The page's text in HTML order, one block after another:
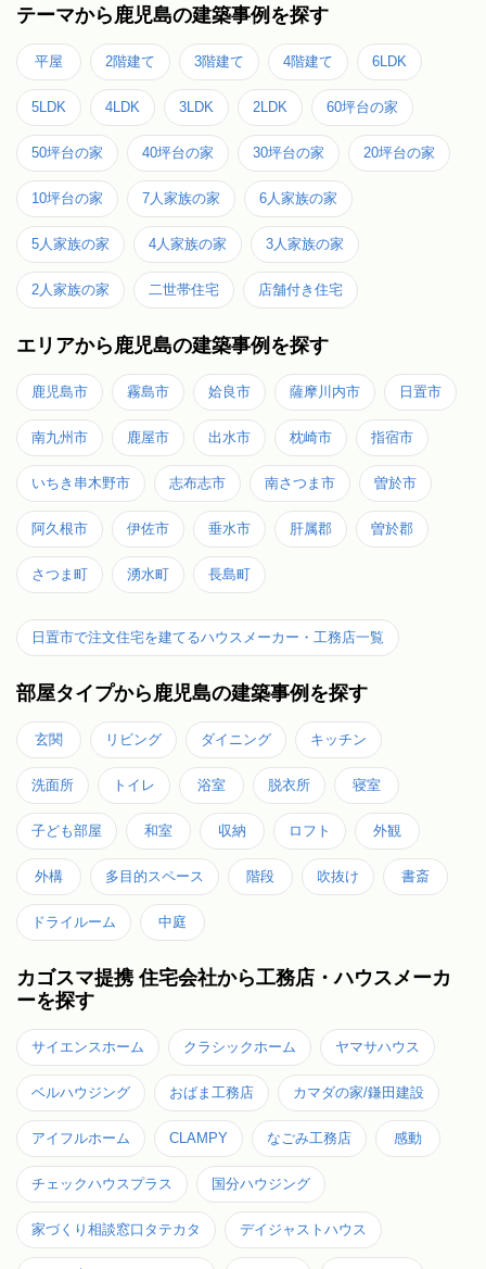
テーマから鹿児島の建築事例を探す
平屋 2階建て 3階建て 4階建て 6LDK
5LDK 4LDK 3LDK 2LDK 60坪台の家
50坪台の家 40坪台の家 30坪台の家 20坪台の家
10坪台の家 7人家族の家 6人家族の家
5人家族の家 4人家族の家 3人家族の家
2人家族の家 二世帯住宅 店舗付き住宅
エリアから鹿児島の建築事例を探す
鹿児島市 霧島市 姶良市 薩摩川内市 日置市
南九州市 鹿屋市 出水市 枕崎市 指宿市
いちき串木野市 志布志市 南さつま市 曽於市
阿久根市 伊佐市 垂水市 肝属郡 曽於郡
さつま町 湧水町 長島町
日置市で注文住宅を建てるハウスメーカー・工務店一覧
部屋タイプから鹿児島の建築事例を探す
玄関 リビング ダイニング キッチン
洗面所 トイレ 浴室 脱衣所 寝室
子ども部屋 和室 収納 ロフト 外観
外構 多目的スペース 階段 吹抜け 書斎
ドライルーム 中庭
カゴスマ提携 住宅会社から工務店・ハウスメーカ
ーを探す
サイエンスホーム クラシックホーム ヤマサハウス
ベルハウジング おばま工務店 カマダの家/鎌田建設
アイフルホーム CLAMPY なごみ工務店 感動
チェックハウスプラス 国分ハウジング
家づくり相談窓口タテカタ デイジャストハウス